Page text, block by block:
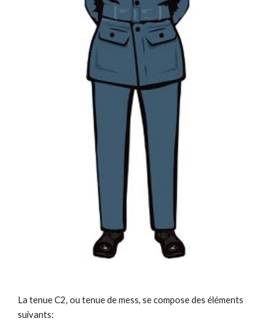
La tenue C2, ou tenue demess, se compose des éléments
suivants: